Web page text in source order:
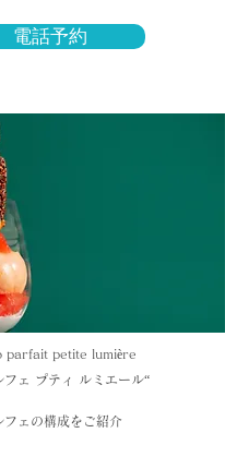
電話予約
parfait petite lumière
フェ プティ ルミエール“
フェの構成をご紹介